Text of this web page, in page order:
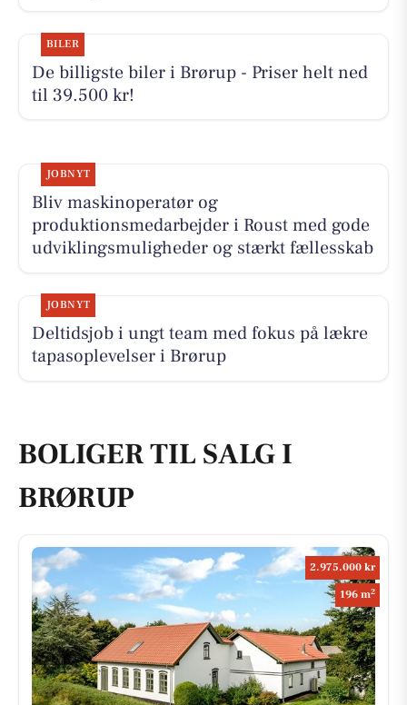
BILER
De billigste biler i Brørup - Priser helt ned
til 39.500 kr!
JOBNYT
Bliv maskinoperatør og
produktionsmedarbejder i Roust med gode
udviklingsmuligheder og stærkt fællesskab
JOBNYT
Deltidsjob i ungt team med fokus på lækre
tapasoplevelser i Brørup
BOLIGER TIL SALG I
BRØRUP
2.975.000 kr
196 m2